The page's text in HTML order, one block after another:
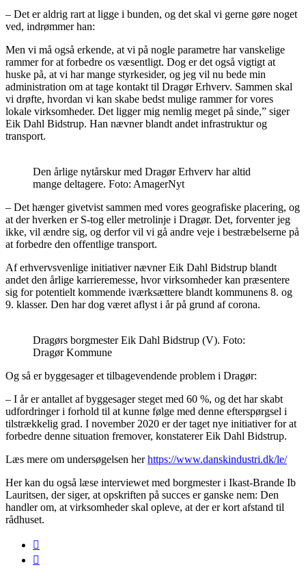
– Det er aldrig rart at ligge i bunden, og det skal vi gerne gøre noget
ved, indrømmer han:
Men vi må også erkende, at vi på nogle parametre har vanskelige
rammer for at forbedre os væsentligt. Dog er det også vigtigt at
huske på, at vi har mange styrkesider, og jeg vil nu bede min
administration om at tage kontakt til Dragør Erhverv. Sammen skal
vi drøfte, hvordan vi kan skabe bedst mulige rammer for vores
lokale virksomheder. Det ligger mig nemlig meget på sinde,” siger
Eik Dahl Bidstrup. Han nævner blandt andet infrastruktur og
transport.
Den årlige nytårskur med Dragør Erhverv har altid
mange deltagere. Foto: AmagerNyt
– Det hænger givetvist sammen med vores geografiske placering, og
at der hverken er S-tog eller metrolinje i Dragør. Det, forventer jeg
ikke, vil ændre sig, og derfor vil vi gå andre veje i bestræbelserne på
at forbedre den offentlige transport.
Af erhvervsvenlige initiativer nævner Eik Dahl Bidstrup blandt
andet den årlige karrieremesse, hvor virksomheder kan præsentere
sig for potentielt kommende iværksættere blandt kommunens 8. og
9. klasser. Den har dog været aflyst i år på grund af corona.
Dragørs borgmester Eik Dahl Bidstrup (V). Foto:
Dragør Kommune
Og så er byggesager et tilbagevendende problem i Dragør:
– I år er antallet af byggesager steget med 60 %, og det har skabt
udfordringer i forhold til at kunne følge med denne efterspørgsel i
tilstrækkelig grad. I november 2020 er der taget nye initiativer for at
forbedre denne situation fremover, konstaterer Eik Dahl Bidstrup.
Læs mere om undersøgelsen herhttps://www.danskindustri.dk/le/
Her kan du også læse interviewet med borgmester i Ikast-Brande Ib
Lauritsen, der siger, at opskriften på succes er ganske nem: Den
handler om, at virksomheder skal opleve, at der er kort afstand til
rådhuset.